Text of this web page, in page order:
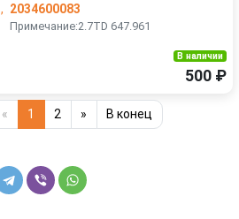
2034600083
Примечание:2.7TD 647.961
В наличии
500 ₽
« 1 2 » В конец